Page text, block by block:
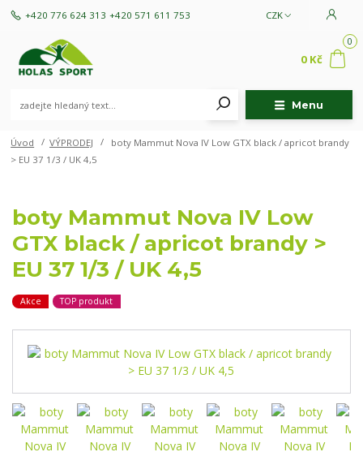
Menu
CZK
+420 776 624 313 +420 571 611 753
0
0 Kč
Úvod VÝPRODEJ
boty Mammut Nova IV Low GTX black / apricot brandy
> EU 37 1/3 / UK 4,5
boty Mammut Nova IV Low
GTX black / apricot brandy >
EU 37 1/3 / UK 4,5
Akce TOP produkt